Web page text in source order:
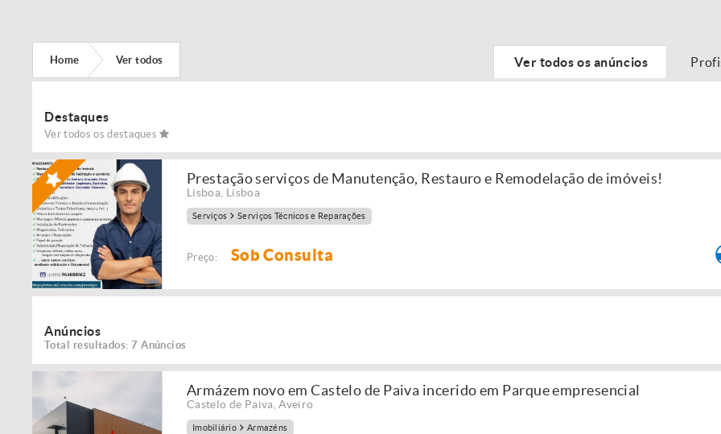
Home Ver todos Ver todos os anúncios
Destaques
Ver todos os destaques
Prestação serviços de Manutenção, Restauro e Remodelação de imóveis!
Lisboa Lisboa
Serviços Serviços Técnicos e Reparações
Preço: Sob Consulta
Anúncios
Total resultados: 7 Anúncios
Armázem novo em Castelo de Paiva incerido em Parque empresencial
Castelo de Paiva ,Aveiro
Imobiliário Armazéns